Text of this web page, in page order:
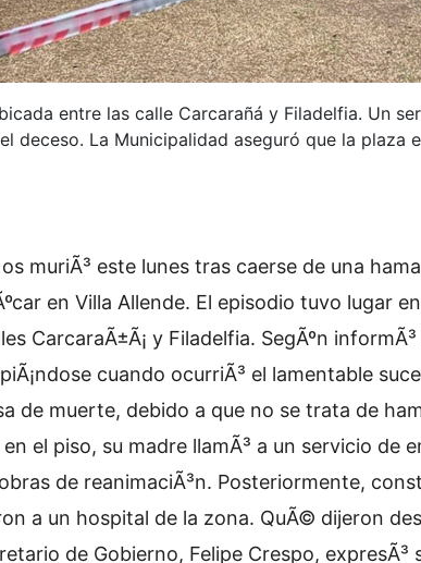
entre las calle Carcarañá y Filadelfia. Un
deceso. La Municipalidad aseguró que la plaza
muriÃ³ este lunes tras caerse de una
en Villa Allende. El episodio tuvo lugar
CarcaraÃ±Ã¡ y Filadelfia. SegÃºn informÃ³
cuando ocurriÃ³ el lamentable
de muerte, debido a que no se trata de
el piso, su madre llamÃ³ a un servicio de
de reanimaciÃ³n. Posteriormente,
a un hospital de la zona. QuÃ© dijeron
de Gobierno, Felipe Crespo, expresÃ³